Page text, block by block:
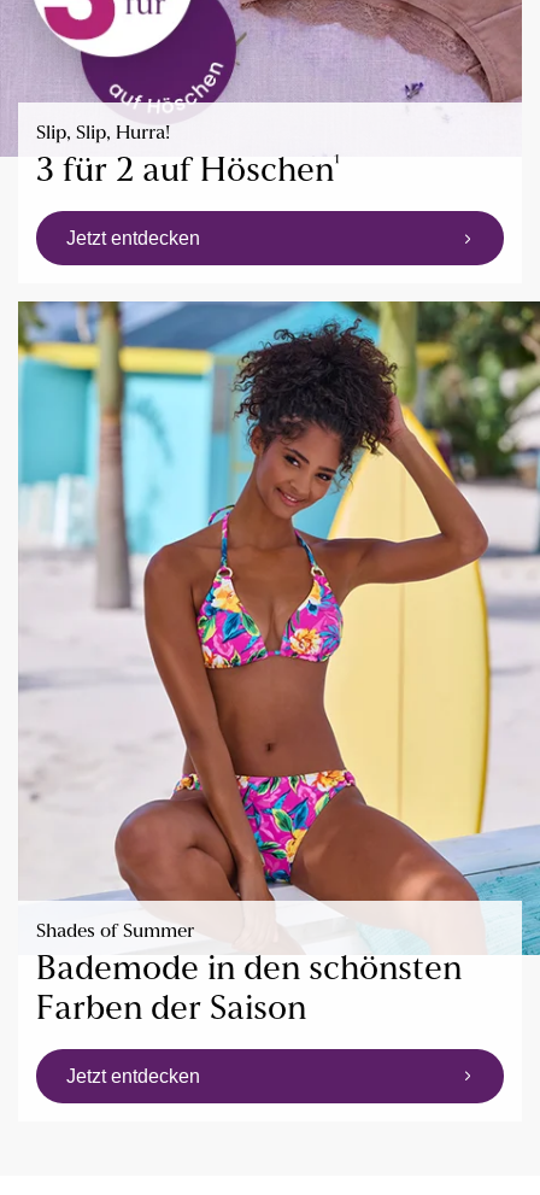
Slip, Slip, Hurra!
3 für 2 auf Höschen¹
Jetzt entdecken
Shades of Summer
Bademode in den schönsten
Farben der Saison
Jetzt entdecken